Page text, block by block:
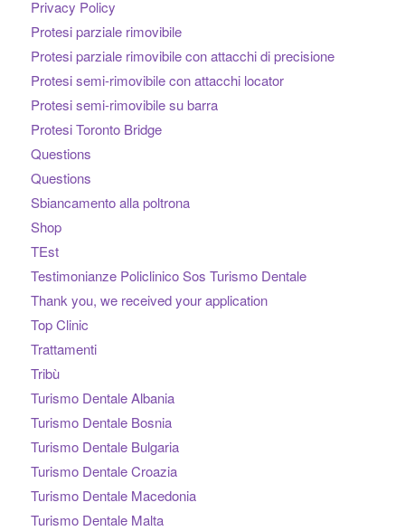
Privacy Policy
Protesi parziale rimovibile
Protesi parziale rimovibile con attacchi di precisione
Protesi semi-rimovibile con attacchi locator
Protesi semi-rimovibile su barra
Protesi Toronto Bridge
Questions
Questions
Sbiancamento alla poltrona
Shop
TEst
Testimonianze Policlinico Sos Turismo Dentale
Thank you, we received your application
Top Clinic
Trattamenti
Tribù
Turismo Dentale Albania
Turismo Dentale Bosnia
Turismo Dentale Bulgaria
Turismo Dentale Croazia
Turismo Dentale Macedonia
Turismo Dentale Malta